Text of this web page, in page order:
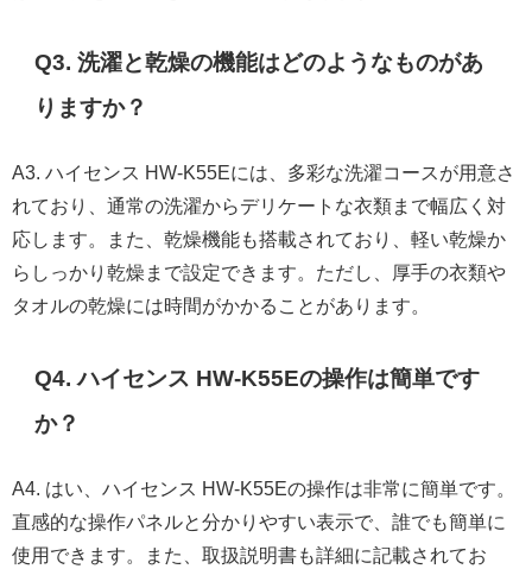
Q3. 洗濯と乾燥の機能はどのようなものがあ
りますか？
A3. ハイセンス HW-K55Eには、多彩な洗濯コースが用意さ
れており、通常の洗濯からデリケートな衣類まで幅広く対
応します。また、乾燥機能も搭載されており、軽い乾燥か
らしっかり乾燥まで設定できます。ただし、厚手の衣類や
タオルの乾燥には時間がかかることがあります。
Q4. ハイセンス HW-K55Eの操作は簡単です
か？
A4. はい、ハイセンス HW-K55Eの操作は非常に簡単です。
直感的な操作パネルと分かりやすい表示で、誰でも簡単に
使用できます。また、取扱説明書も詳細に記載されてお